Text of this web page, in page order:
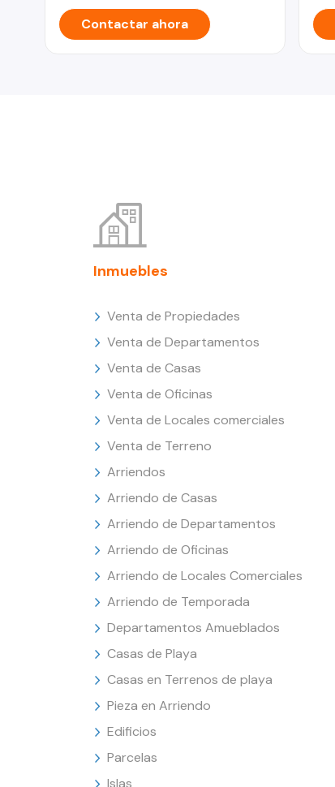
Contactar ahora
Inmuebles
Venta de Propiedades
Venta de Departamentos
Venta de Casas
Venta de Oficinas
Venta de Locales comerciales
Venta de Terreno
Arriendos
Arriendo de Casas
Arriendo de Departamentos
Arriendo de Oficinas
Arriendo de Locales Comerciales
Arriendo de Temporada
Departamentos Amueblados
Casas de Playa
Casas en Terrenos de playa
Pieza en Arriendo
Edificios
Parcelas
Islas